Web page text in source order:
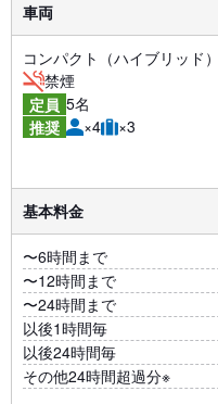
車両
コンパクト（ハイブリッド）
禁煙
定員 5名
推奨
×4
×3
基本料金
〜6時間まで
〜12時間まで
〜24時間まで
以後1時間毎
以後24時間毎
その他24時間超過分※